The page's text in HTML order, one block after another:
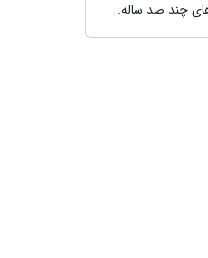
چند صد ساله.